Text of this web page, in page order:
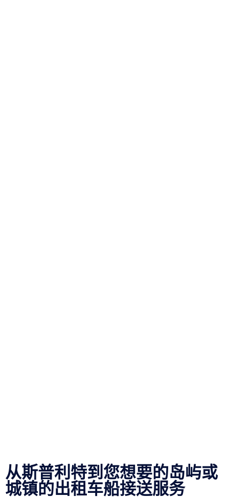
从斯普利特到您想要的岛屿或
城镇的出租车船接送服务